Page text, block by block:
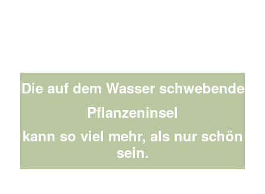
Die auf dem Wasser schwebende
Pflanzeninsel
kann so viel mehr, als nur schön
sein.